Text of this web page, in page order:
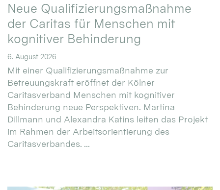
Neue Qualifizierungsmaßnahme
der Caritas für Menschen mit
kognitiver Behinderung
6. August 2026
Mit einer Qualifizierungsmaßnahme zur
Betreuungskraft eröffnet der Kölner
Caritasverband Menschen mit kognitiver
Behinderung neue Perspektiven. Martina
Dillmann und Alexandra Katins leiten das Projekt
im Rahmen der Arbeitsorientierung des
Caritasverbandes. ...